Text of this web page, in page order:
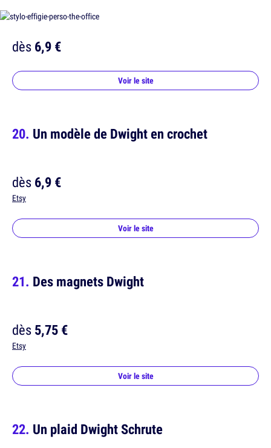
dès6,9 €
Voir le site
Un modèle de Dwight en crochet
dès6,9 €
Etsy
Voir le site
Des magnets Dwight
dès5,75 €
Etsy
Voir le site
Un plaid Dwight Schrute